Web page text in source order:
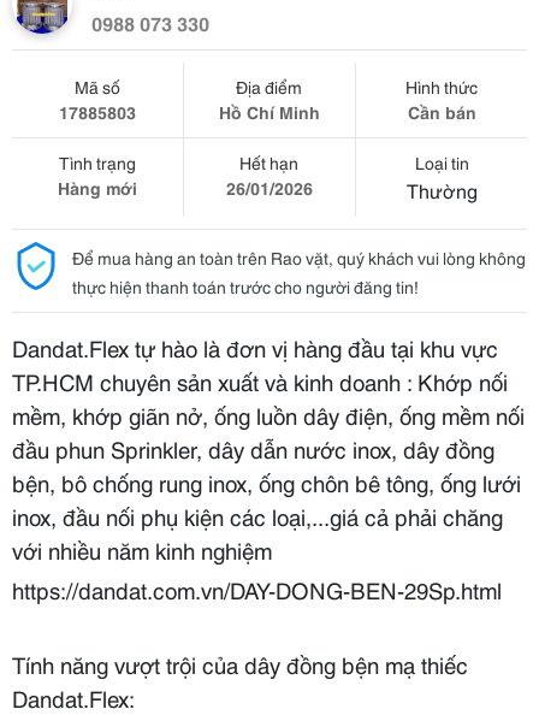
0988 073 330
Mã số
17885803
Địa điểm
Hồ Chí Minh
Hình thức
Cần bán
Tình trạng
Hàng mới
Hết hạn
26/01/2026
Loại tin
Thường
Để mua hàng an toàn trên Rao vặt, quý khách vui lòng không
thực hiện thanh toán trước cho người đăng tin!
Dandat.Flex tự hào là đơn vị hàng đầu tại khu vực
TP.HCM chuyên sản xuất và kinh doanh : Khớp nối
mềm, khớp giãn nở, ống luồn dây điện, ống mềm nối
đầu phun Sprinkler, dây dẫn nước inox, dây đồng
bện, bô chống rung inox, ống chôn bê tông, ống lưới
inox, đầu nối phụ kiện các loại,...giá cả phải chăng
với nhiều năm kinh nghiệm
https://dandat.com.vn/DAY-DONG-BEN-29Sp.html
Tính năng vượt trội của dây đồng bện mạ thiếc
Dandat.Flex: